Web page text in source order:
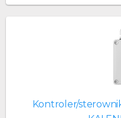
Kontroler/